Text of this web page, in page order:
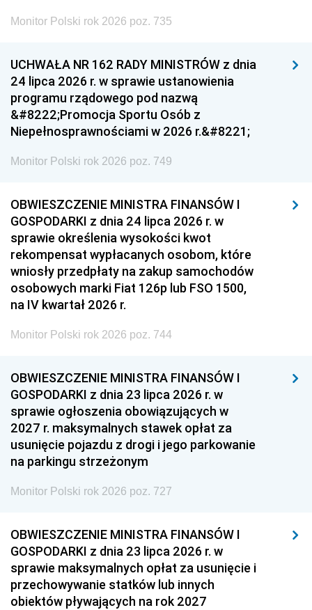
Monitor Polski rok 2026 poz. 735
UCHWAŁA NR 162 RADY MINISTRÓW z dnia
24 lipca 2026 r. w sprawie ustanowienia
programu rządowego pod nazwą
&#8222;Promocja Sportu Osób z
Niepełnosprawnościami w 2026 r.&#8221;
Monitor Polski rok 2026 poz. 749
OBWIESZCZENIE MINISTRA FINANSÓW I
GOSPODARKI z dnia 24 lipca 2026 r. w
sprawie określenia wysokości kwot
rekompensat wypłacanych osobom, które
wniosły przedpłaty na zakup samochodów
osobowych marki Fiat 126p lub FSO 1500,
na IV kwartał 2026 r.
Monitor Polski rok 2026 poz. 744
OBWIESZCZENIE MINISTRA FINANSÓW I
GOSPODARKI z dnia 23 lipca 2026 r. w
sprawie ogłoszenia obowiązujących w
2027 r. maksymalnych stawek opłat za
usunięcie pojazdu z drogi i jego parkowanie
na parkingu strzeżonym
Monitor Polski rok 2026 poz. 727
OBWIESZCZENIE MINISTRA FINANSÓW I
GOSPODARKI z dnia 23 lipca 2026 r. w
sprawie maksymalnych opłat za usunięcie i
przechowywanie statków lub innych
obiektów pływających na rok 2027